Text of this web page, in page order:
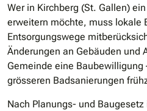
Wer in Kirchberg (St. Gallen)
erweitern möchte, muss lokale
Entsorgungswege
Änderungen an Gebäuden und
Gemeinde eine Baubewilligung
grösseren Badsanierungen
Nach Planungs- und